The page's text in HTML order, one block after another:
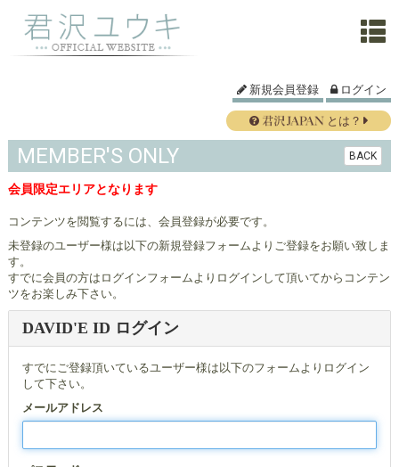
新規会員登録 ログイン
とは？
MEMBER'S ONLY BACK
会員限定エリアとなります
コンテンツを閲覧するには、会員登録が必要です。
未登録のユーザー様は以下の新規登録フォームよりご登録をお願い致しま
す。
すでに会員の方はログインフォームよりログインして頂いてからコンテン
ツをお楽しみ下さい。
DAVID'E ID ログイン
すでにご登録頂いているユーザー様は以下のフォームよりログイン
して下さい。
メールアドレス